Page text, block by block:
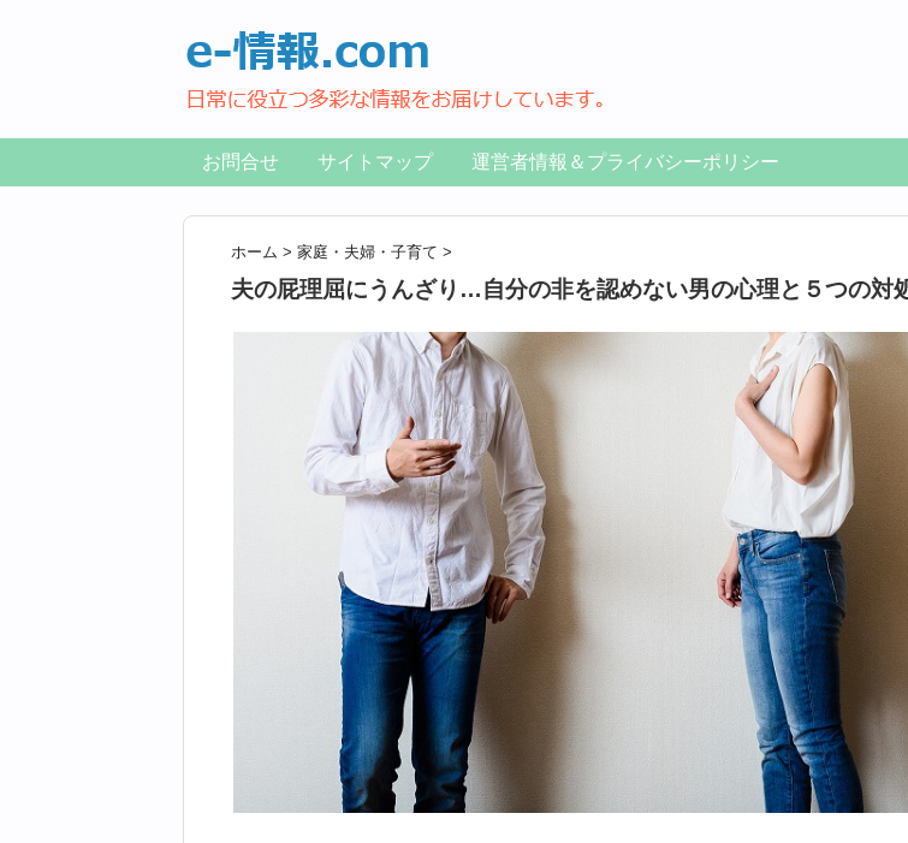
お問合せ サイトマップ 運営者情報＆プライバシーポリシー
ホーム > 家庭・夫婦・子育て >
夫の屁理屈にうんざり…自分の非を認めない男の心理と５つの対